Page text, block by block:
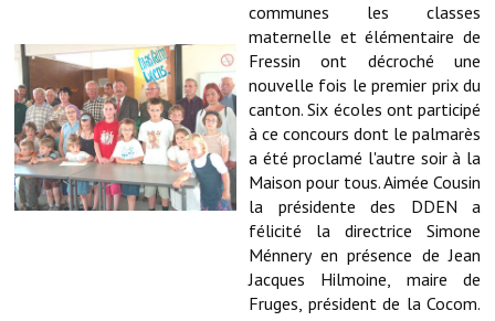
Elus et agents
L'équipe municipale
Le personnel municipal
Rapport d'orientation budgétaire
communes les classes
maternelle et élémentaire de
Fressin ont décroché une
nouvelle fois le premier prix du
canton. Six écoles ont participé
à ce concours dont le palmarès
a été proclamé l'autre soir à la
Maison pour tous. Aimée Cousin
la présidente des DDEN a
félicité la directrice Simone
Ménnery en présence de Jean
Jacques Hilmoine, maire de
Fruges, président de la Cocom.